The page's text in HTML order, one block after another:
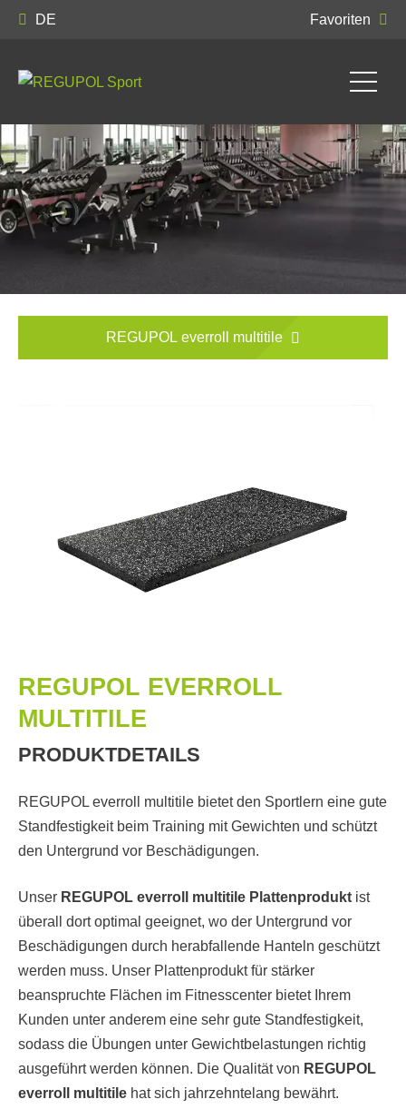
DE Favoriten
REGUPOL everroll multitile
REGUPOL EVERROLL
MULTITILE
PRODUKTDETAILS
REGUPOL everroll multitile bietet den Sportlern eine gute
Standfestigkeit beim Training mit Gewichten und schützt
den Untergrund vor Beschädigungen.
Unser REGUPOL everroll multitile Plattenprodukt ist
überall dort optimal geeignet, wo der Untergrund vor
Beschädigungen durch herabfallende Hanteln geschützt
werden muss. Unser Plattenprodukt für stärker
beanspruchte Flächen im Fitnesscenter bietet Ihrem
Kunden unter anderem eine sehr gute Standfestigkeit,
sodass die Übungen unter Gewichtbelastungen richtig
ausgeführt werden können. Die Qualität von REGUPOL
everroll multitile hat sich jahrzehntelang bewährt.